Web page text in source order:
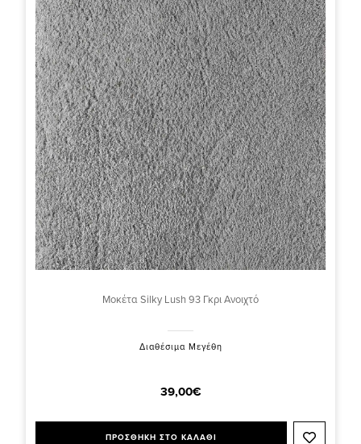
Μοκέτα Silky Lush 93 Γκρι Ανοιχτό
Διαθέσιμα Μεγέθη
39,00€
ΠΡΟΣΘΗΚΗ ΣΤΟ ΚΑΛΑΘΙ